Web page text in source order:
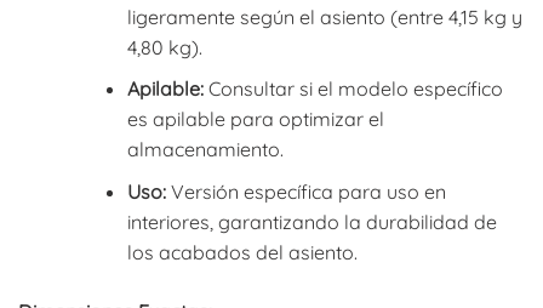
ligeramente según el asiento (entre 4,15 kg y
4,80 kg).
Apilable:Consultar si el modelo específico
es apilable para optimizar el
almacenamiento.
Uso:Versión específica para uso en
interiores, garantizando la durabilidad de
los acabados del asiento.